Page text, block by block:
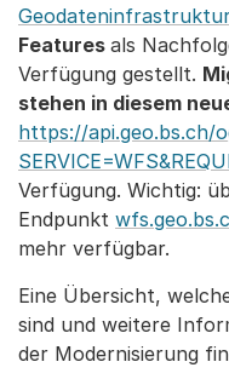
Features als
Verfügung gestellt.
stehen in diesem
https://api.geo.bs.ch/
Verfügung. Wichtig:
Endpunkt
mehr verfügbar.
Eine Übersicht,
sind und weitere
der Modernisierung